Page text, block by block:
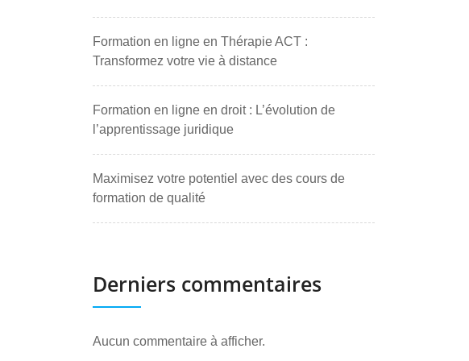
Formation en ligne en Thérapie ACT :
Transformez votre vie à distance
Formation en ligne en droit : L’évolution de
l’apprentissage juridique
Maximisez votre potentiel avec des cours de
formation de qualité
Derniers commentaires
Aucun commentaire à afficher.